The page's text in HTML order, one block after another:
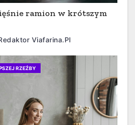
ramion w krótszym
Viafarina.pl
RZEŹBY